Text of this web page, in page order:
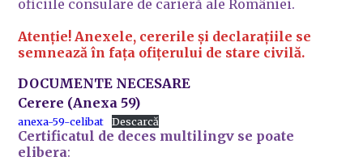
oficiile consulare de carieră ale României.
Atenție! Anexele, cererile și declarațiile se
semnează în fața ofițerului de stare civilă.
DOCUMENTE NECESARE
Cerere (Anexa 59)
anexa-59-celibat Descarcă
Certificatul de deces multilingv se poate
elibera: